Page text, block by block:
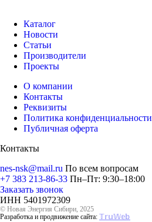
Каталог
Новости
Статьи
Производители
Проекты
О компании
Контакты
Реквизиты
Политика конфиденциальности
Публичная оферта
Контакты
nes-nsk@mail.ru По всем вопросам
+7 383 213-86-33 Пн–Пт: 9:30–18:00
Заказать звонок
ИНН 5401972309
© Новая Энергия Сибири, 2025
Разработка и продвижение сайта: 𝕋𝕣𝕦𝕎𝕖𝕓